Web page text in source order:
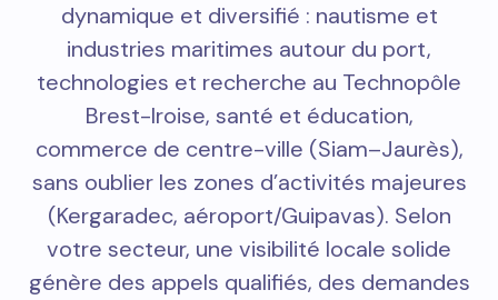
dynamique et diversifié : nautisme et
industries maritimes autour du port,
technologies et recherche au Technopôle
Brest-Iroise, santé et éducation,
commerce de centre-ville (Siam–Jaurès),
sans oublier les zones d’activités majeures
(Kergaradec, aéroport/Guipavas). Selon
votre secteur, une visibilité locale solide
génère des appels qualifiés, des demandes